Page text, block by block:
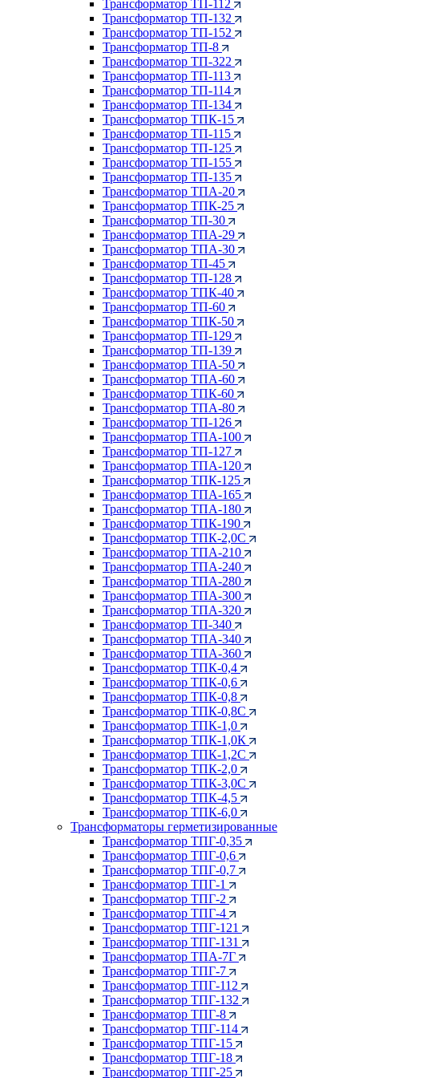
Трансформатор ТП-112
Трансформатор ТП-132
Трансформатор ТП-152
Трансформатор ТП-8
Трансформатор ТП-322
Трансформатор ТП-113
Трансформатор ТП-114
Трансформатор ТП-134
Трансформатор ТПК-15
Трансформатор ТП-115
Трансформатор ТП-125
Трансформатор ТП-155
Трансформатор ТП-135
Трансформатор ТПА-20
Трансформатор ТПК-25
Трансформатор ТП-30
Трансформатор ТПА-29
Трансформатор ТПА-30
Трансформатор ТП-45
Трансформатор ТП-128
Трансформатор ТПК-40
Трансформатор ТП-60
Трансформатор ТПК-50
Трансформатор ТП-129
Трансформатор ТП-139
Трансформатор ТПА-50
Трансформатор ТПА-60
Трансформатор ТПК-60
Трансформатор ТПА-80
Трансформатор ТП-126
Трансформатор ТПА-100
Трансформатор ТП-127
Трансформатор ТПА-120
Трансформатор ТПК-125
Трансформатор ТПА-165
Трансформатор ТПА-180
Трансформатор ТПК-190
Трансформатор ТПК-2,0С
Трансформатор ТПА-210
Трансформатор ТПА-240
Трансформатор ТПА-280
Трансформатор ТПА-300
Трансформатор ТПА-320
Трансформатор ТП-340
Трансформатор ТПА-340
Трансформатор ТПА-360
Трансформатор ТПК-0,4
Трансформатор ТПК-0,6
Трансформатор ТПК-0,8
Трансформатор ТПК-0,8С
Трансформатор ТПК-1,0
Трансформатор ТПК-1,0К
Трансформатор ТПК-1,2С
Трансформатор ТПК-2,0
Трансформатор ТПК-3,0С
Трансформатор ТПК-4,5
Трансформатор ТПК-6,0
Трансформаторы герметизированные
Трансформатор ТПГ-0,35
Трансформатор ТПГ-0,6
Трансформатор ТПГ-0,7
Трансформатор ТПГ-1
Трансформатор ТПГ-2
Трансформатор ТПГ-4
Трансформатор ТПГ-121
Трансформатор ТПГ-131
Трансформатор ТПА-7Г
Трансформатор ТПГ-7
Трансформатор ТПГ-112
Трансформатор ТПГ-132
Трансформатор ТПГ-8
Трансформатор ТПГ-114
Трансформатор ТПГ-15
Трансформатор ТПГ-18
Трансформатор ТПГ-25